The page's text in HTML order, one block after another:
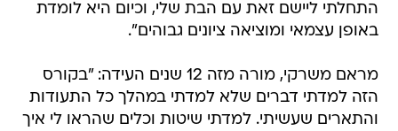
התחלתי ליישם זאת עם הבת שלי, וכיום היא לומדת
באופן עצמאי ומוציאה ציונים גבוהים".
מראם משרקי, מורה מזה 12 שנים העידה: "בקורס
הזה למדתי דברים שלא למדתי במהלך כל התעודות
והתארים שעשיתי. למדתי שיטות וכלים שהראו לי איך